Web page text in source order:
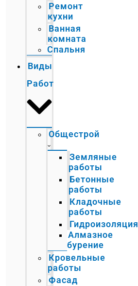
Ремонт
кухни
Ванная
комната
Спальня
Виды
Работ
Общестрой
Земляные
работы
Бетонные
работы
Кладочные
работы
Гидроизоляция
Алмазное
бурение
Кровельные
работы
Фасад